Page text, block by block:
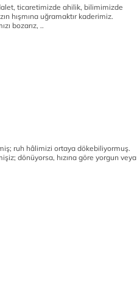
ticaretimizde ahilik, bilimimizde
hışmına uğramaktır kaderimiz.
bozarız, ..
ruh hâlimizi ortaya dökebiliyormuş.
dönüyorsa, hızına göre yorgun veya